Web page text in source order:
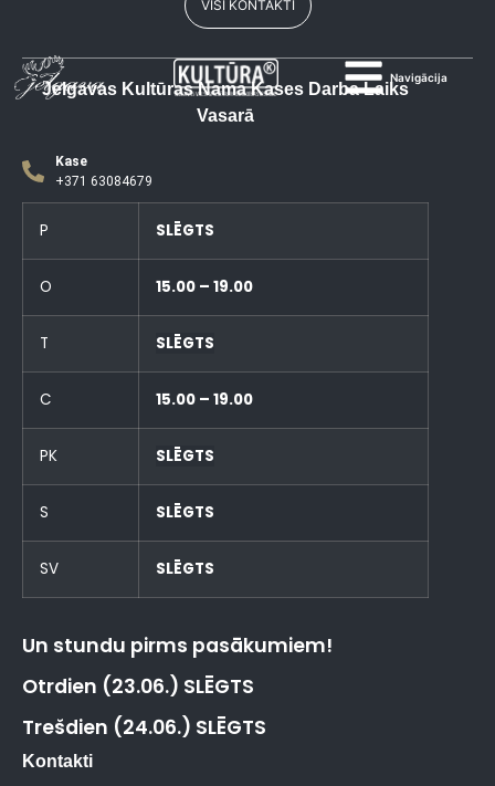
Navigācija
VISI KONTAKTI
Jelgavas Kultūras Nama Kases Darba Laiks
Vasarā
Kase
+371 63084679
P SLĒGTS
O 15.00 – 19.00
T SLĒGTS
C 15.00 – 19.00
PK SLĒGTS
S SLĒGTS
SV SLĒGTS
Un stundu pirms pasākumiem!
Otrdien (23.06.) SLĒGTS
Trešdien (24.06.) SLĒGTS
Kontakti